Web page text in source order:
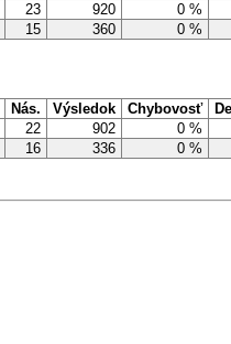
23 920
0 %
15 360 0 %
Nás. Výsledok Chybovosť
22 902
0 %
16 336 0 %